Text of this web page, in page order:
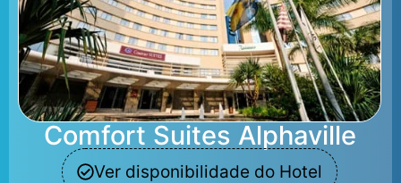
Comfort Suites Alphaville
Ver disponibilidade do Hotel